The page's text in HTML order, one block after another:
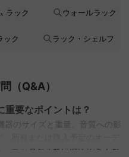
ラック ウォールラック
ック ラック・シェルフ
（Q&A）
重要なポイントは？
器のサイズと重量、音質への影
、ラックがそれに対応できるか